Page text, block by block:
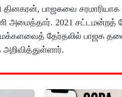
தினகரன், பாஜகவை
அமைத்தார். 2021
தேர்தலில் பாஜக